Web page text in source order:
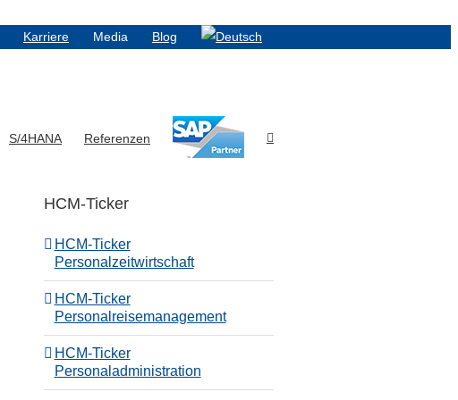
Karriere Media Blog
S/4HANA Referenzen
HCM-Ticker
HCM-Ticker
Personalzeitwirtschaft
HCM-Ticker
Personalreisemanagement
HCM-Ticker
Personaladministration